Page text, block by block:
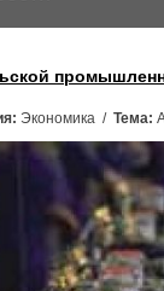
Экономика / Тема: